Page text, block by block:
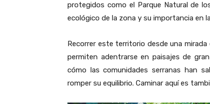
protegidos como el Parque Natural de
ecológico de la zona y su importancia en
Recorrer este territorio desde una
permiten adentrarse en paisajes de
cómo las comunidades serranas han
romper su equilibrio. Caminar aquí es